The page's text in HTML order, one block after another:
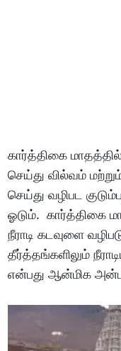
கார்த்திகை
செய்து வில்வம்
செய்து வழிபட
ஓடும். கார்த்திகை
நீராடி கடவுளை
தீர்த்தங்களிலும்
என்பது ஆன்மிக